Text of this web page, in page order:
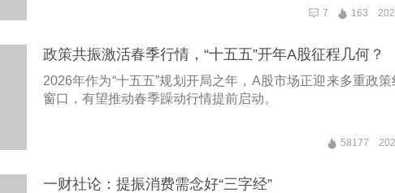
7 163
政策共振激活春季行情，“十五五”开年A股征程几何？
2026年作为“十五五”规划开局之年，A股市场正迎来多重政
窗口，有望推动春季躁动行情提前启动。
58177
一财社论：提振消费需念好“三字经”